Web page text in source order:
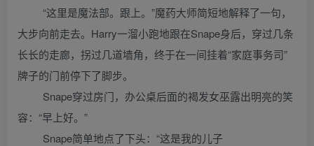
“这里是魔法部。跟上。”魔药大师简短地解释了一句，
大步向前走去。Harry一溜小跑地跟在Snape身后，穿过几条
长长的走廊，拐过几道墙角，终于在一间挂着“家庭事务司”
牌子的门前停下了脚步。
Snape穿过房门，办公桌后面的褐发女巫露出明亮的笑
容：“早上好。”
Snape简单地点了下头：“这是我的儿子